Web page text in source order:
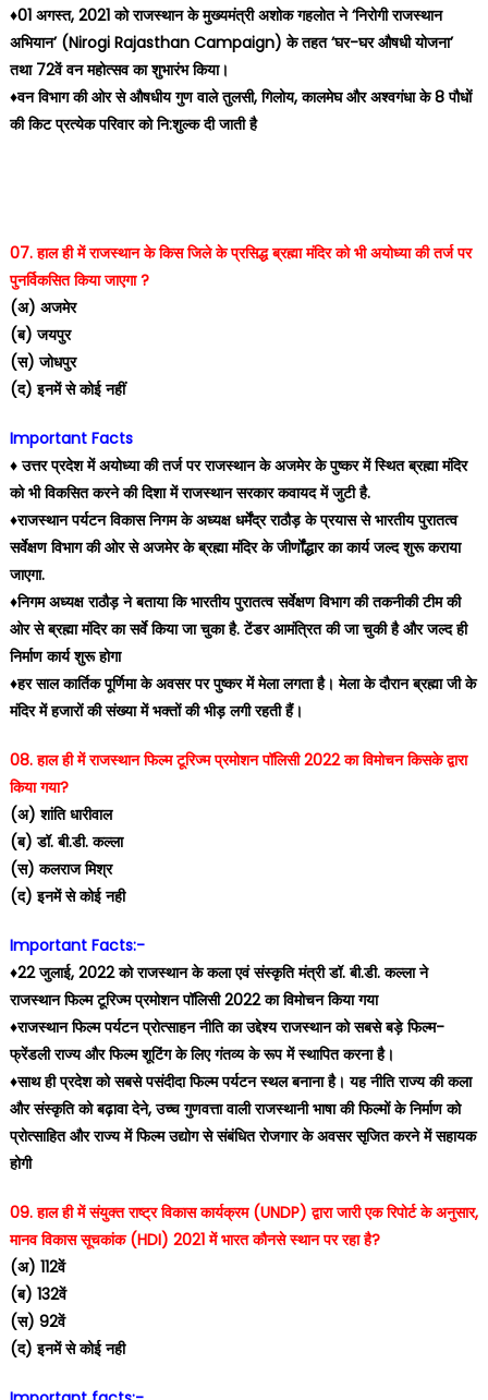
♦️01 अगस्त, 2021 को राजस्थान के मुख्यमंत्री अशोक गहलोत ने ‘निरोगी राजस्थान
अभियान’ (Nirogi Rajasthan Campaign) के तहत ‘घर-घर औषधी योजना’
तथा 72वें वन महोत्सव का शुभारंभ किया।
♦️वन विभाग की ओर से औषधीय गुण वाले तुलसी, गिलोय, कालमेघ और अश्वगंधा के 8 पौधों
की किट प्रत्येक परिवार को नि:शुल्क दी जाती है
07. हाल ही में राजस्थान के किस जिले के प्रसिद्ध ब्रह्मा मंदिर को भी अयोध्या की तर्ज पर
पुनर्विकसित किया जाएगा ?
(अ) अजमेर
(ब) जयपुर
(स) जोधपुर
(द) इनमें से कोई नहीं
Important Facts
♦️ उत्तर प्रदेश में अयोध्या की तर्ज पर राजस्थान के अजमेर के पुष्कर में स्थित ब्रह्मा मंदिर
को भी विकसित करने की दिशा में राजस्थान सरकार कवायद में जुटी है.
♦️राजस्थान पर्यटन विकास निगम के अध्यक्ष धर्मेंद्र राठौड़ के प्रयास से भारतीय पुरातत्व
सर्वेक्षण विभाग की ओर से अजमेर के ब्रह्मा मंदिर के जीर्णोंद्धार का कार्य जल्द शुरू कराया
जाएगा.
♦️निगम अध्यक्ष राठौड़ ने बताया कि भारतीय पुरातत्व सर्वेक्षण विभाग की तकनीकी टीम की
ओर से ब्रह्मा मंदिर का सर्वे किया जा चुका है. टेंडर आमंत्रित की जा चुकी है और जल्द ही
निर्माण कार्य शुरू होगा
♦️हर साल कार्तिक पूर्णिमा के अवसर पर पुष्कर में मेला लगता है। मेला के दौरान ब्रह्मा जी के
मंदिर में हजारों की संख्या में भक्तों की भीड़ लगी रहती हैं।
08. हाल ही में राजस्थान फिल्म टूरिज्म प्रमोशन पॉलिसी 2022 का विमोचन किसके द्वारा
किया गया?
(अ) शांति धारीवाल
(ब) डॉ. बी.डी. कल्ला
(स) कलराज मिश्र
(द) इनमें से कोई नही
Important Facts:-
♦️22 जुलाई, 2022 को राजस्थान के कला एवं संस्कृति मंत्री डॉ. बी.डी. कल्ला ने
राजस्थान फिल्म टूरिज्म प्रमोशन पॉलिसी 2022 का विमोचन किया गया
♦️राजस्थान फिल्म पर्यटन प्रोत्साहन नीति का उद्देश्य राजस्थान को सबसे बड़े फिल्म-
फ्रेंडली राज्य और फिल्म शूटिंग के लिए गंतव्य के रूप में स्थापित करना है।
♦️साथ ही प्रदेश को सबसे पसंदीदा फिल्म पर्यटन स्थल बनाना है। यह नीति राज्य की कला
और संस्कृति को बढ़ावा देने, उच्च गुणवत्ता वाली राजस्थानी भाषा की फिल्मों के निर्माण को
प्रोत्साहित और राज्य में फिल्म उद्योग से संबंधित रोजगार के अवसर सृजित करने में सहायक
होगी
09. हाल ही में संयुक्त राष्ट्र विकास कार्यक्रम (UNDP) द्वारा जारी एक रिपोर्ट के अनुसार,
मानव विकास सूचकांक (HDI) 2021 में भारत कौनसे स्थान पर रहा है?
(अ) 112वें
(ब) 132वें
(स) 92वें
(द) इनमें से कोई नही